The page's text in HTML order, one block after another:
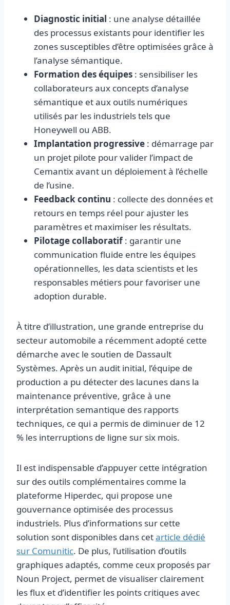
Diagnostic initial : une analyse détaillée
des processus existants pour identifier les
zones susceptibles d’être optimisées grâce à
l’analyse sémantique.
Formation des équipes : sensibiliser les
collaborateurs aux concepts d’analyse
sémantique et aux outils numériques
utilisés par les industriels tels que
Honeywell ou ABB.
Implantation progressive : démarrage par
un projet pilote pour valider l’impact de
Cemantix avant un déploiement à l’échelle
de l’usine.
Feedback continu : collecte des données et
retours en temps réel pour ajuster les
paramètres et maximiser les résultats.
Pilotage collaboratif: garantir une
communication fluide entre les équipes
opérationnelles, les data scientists et les
responsables métiers pour favoriser une
adoption durable.
À titre d’illustration, une grande entreprise du
secteur automobile a récemment adopté cette
démarche avec le soutien de Dassault
Systèmes. Après un audit initial, l’équipe de
production a pu détecter des lacunes dans la
maintenance préventive, grâce à une
interprétation semantique des rapports
techniques, ce qui a permis de diminuer de 12
% les interruptions de ligne sur six mois.
Il est indispensable d’appuyer cette intégration
sur des outils complémentaires comme la
plateforme Hiperdec, qui propose une
gouvernance optimisée des processus
industriels. Plus d’informations sur cette
solution sont disponibles dans cetarticle dédié
sur Comunitic. De plus, l’utilisation d’outils
graphiques adaptés, comme ceux proposés par
Noun Project, permet de visualiser clairement
les flux et d’identifier les points critiques avec